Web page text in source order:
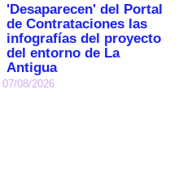
'Desaparecen' del Portal
de Contrataciones las
infografías del proyecto
del entorno de La
Antigua
07/08/2026